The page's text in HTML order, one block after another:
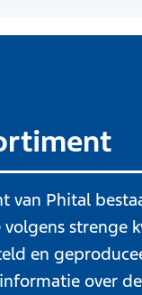
van Phital
strenge
en
over